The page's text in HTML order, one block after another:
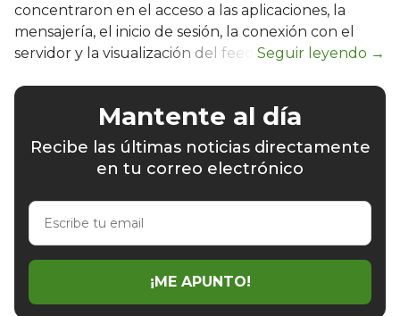
concentraron en el acceso a las aplicaciones, la
mensajería, el inicio de sesión, la conexión con el
servidor y la visualización del feed.
Mantente al día
Recibe las últimas noticias directamente
en tu correo electrónico
Escribe
email
¡ME APUNTO!